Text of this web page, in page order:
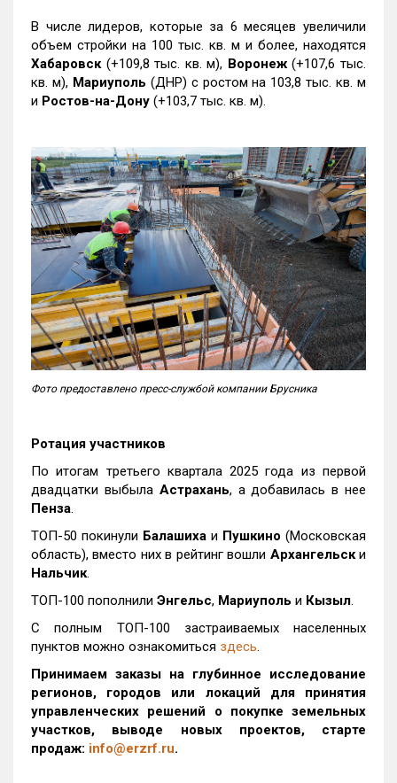
В числе лидеров, которые за 6 месяцев увеличили
объем стройки на 100 тыс. кв. м и более, находятся
Хабаровск (+109,8 тыс. кв. м), Воронеж(+107,6 тыс.
кв. м), Мариуполь (ДНР) с ростом на 103,8 тыс. кв. м
и Ростов-на-Дону (+103,7 тыс. кв. м).
Фото предоставлено пресс-службой компании Брусника
Ротация участников
По итогам третьего квартала 2025 года из первой
двадцатки выбыла Астрахань, а добавилась в нее
Пенза.
ТОП-50 покинули Балашиха и Пушкино (Московская
область), вместо них в рейтинг вошли Архангельски
Нальчик.
ТОП-100 пополнили Энгельс, Мариуполь и Кызыл.
С полным ТОП-100 застраиваемых населенных
пунктов можно ознакомиться здесь.
Принимаем заказы на глубинное исследование
регионов, городов или локаций для принятия
управленческих решений о покупке земельных
участков, выводе новых проектов, старте
продаж: info@erzrf.ru.